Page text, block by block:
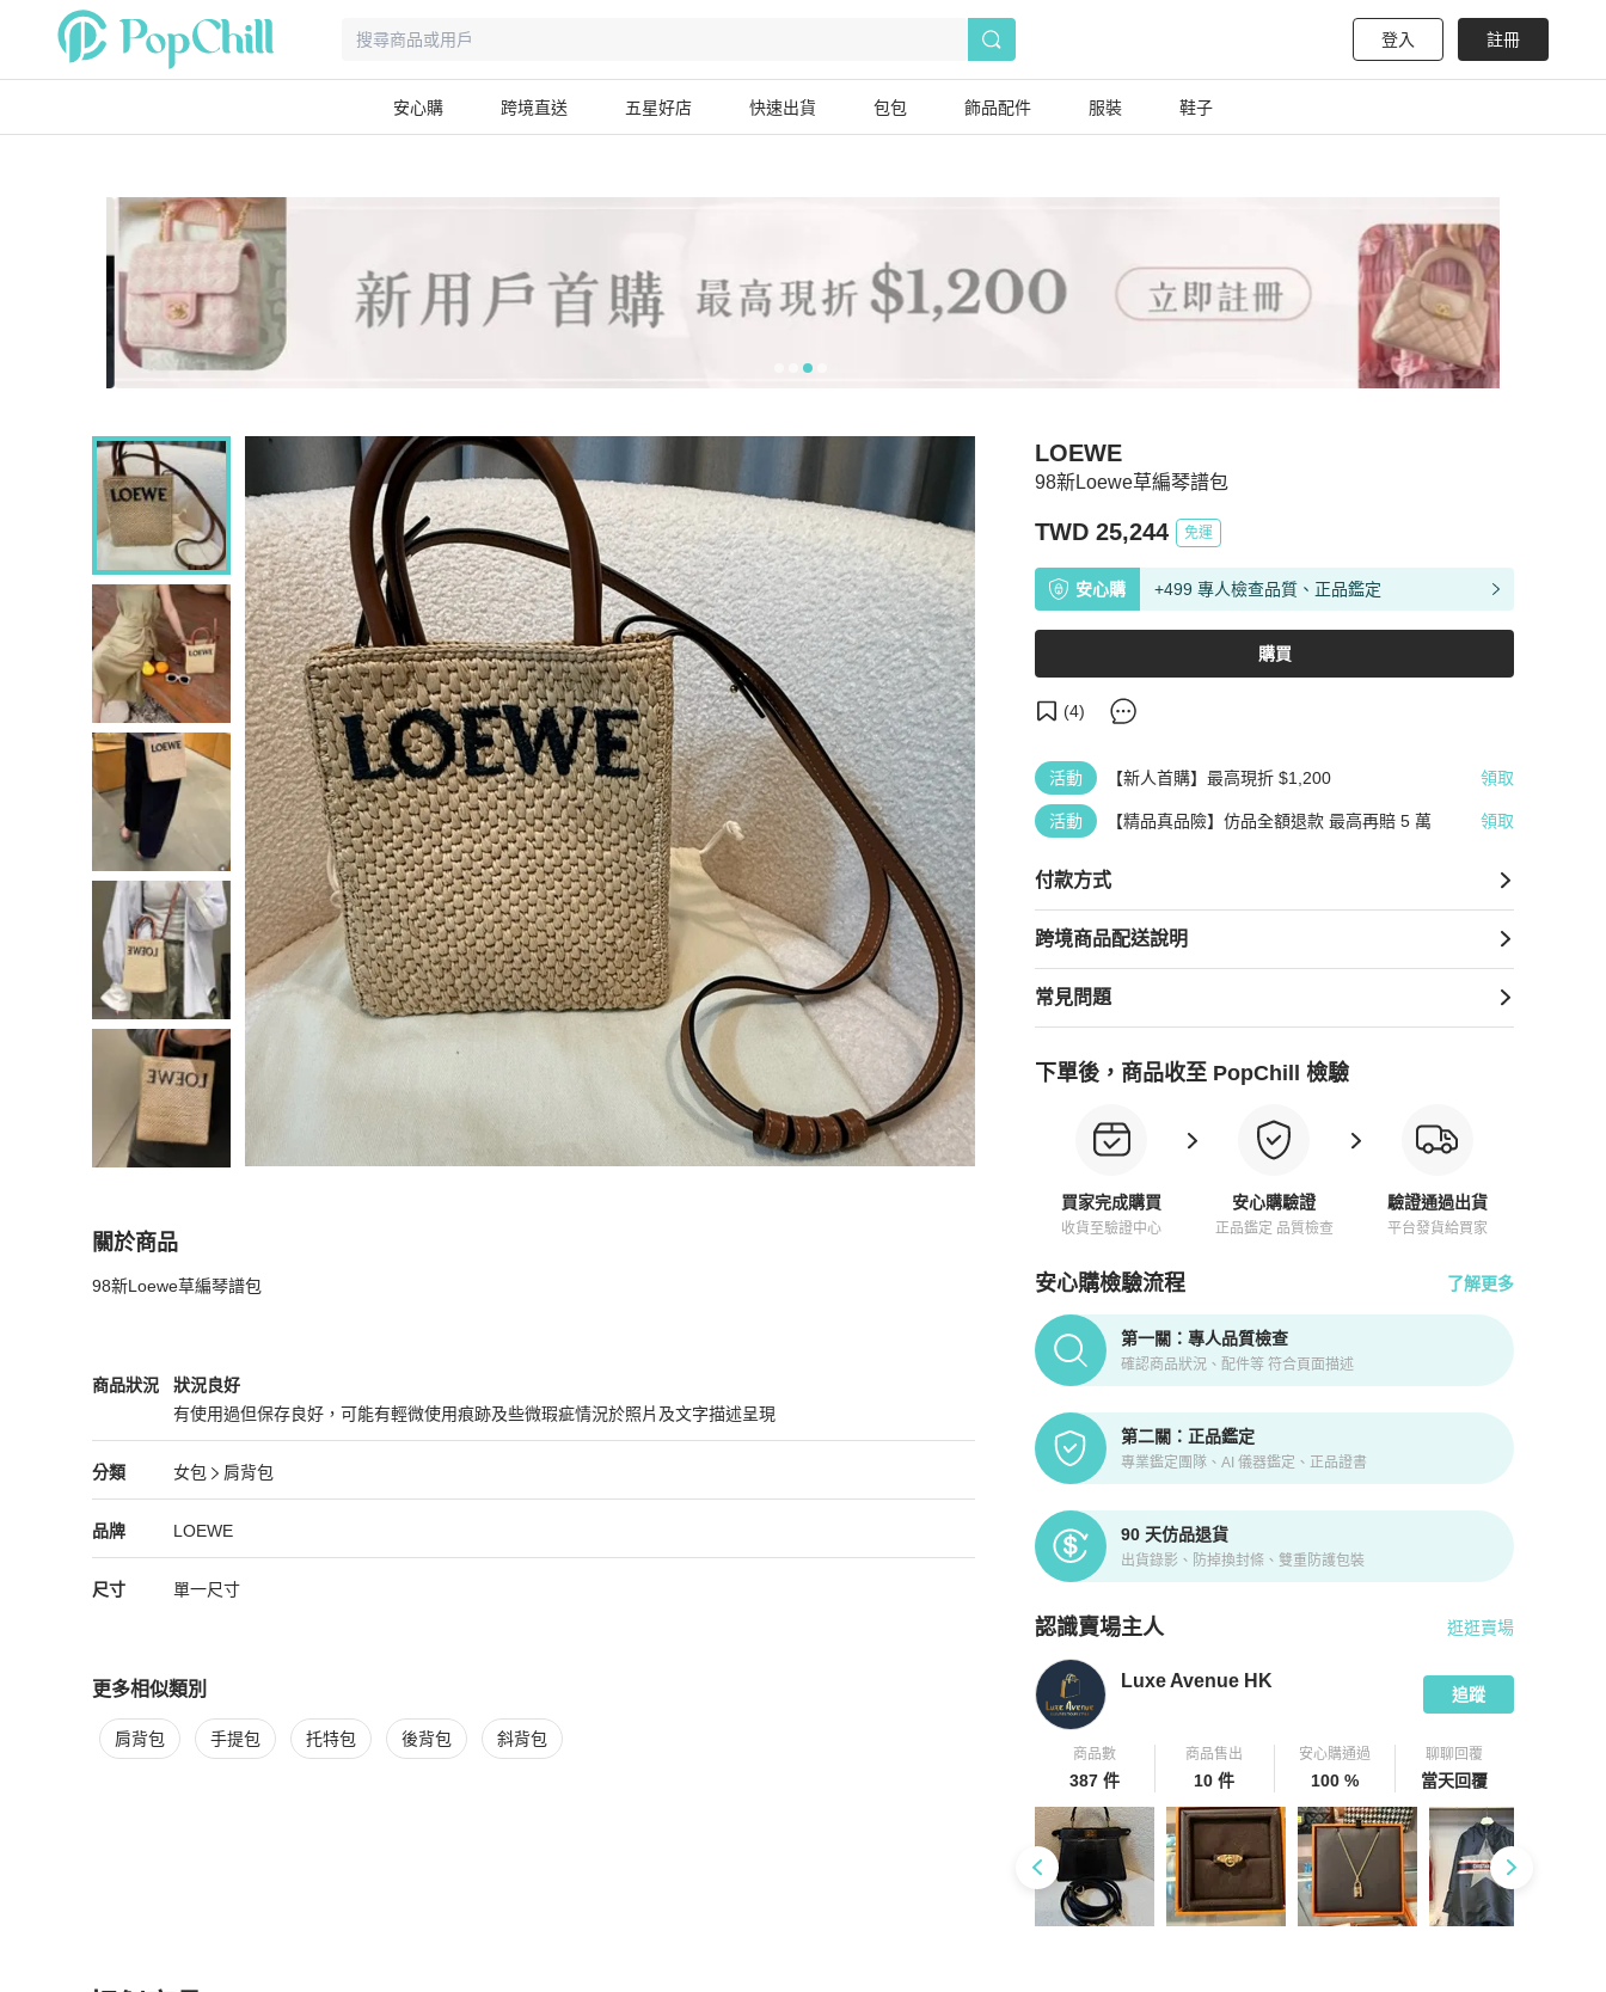
登入 註冊
安心購 跨境直送 五星好店 快速出貨 包包 飾品配件 服裝 鞋子
98新Loewe草編琴譜包
LOEWE
TWD 25,244 免運
安心購 +499 專人檢查品質、正品鑑定
購買
(4)
活動 【新人首購】最高現折 $1,200 領取
活動 【精品真品險】仿品全額退款 最高再賠 5 萬 領取
付款方式
跨境商品配送說明
常見問題
下單後，商品收至 PopChill 檢驗
買家完成購買
收貨至驗證中心
安心購驗證
正品鑑定 品質檢查
驗證通過出貨
平台發貨給買家
安心購檢驗流程 了解更多
PopChill拍拍圈正品驗證、安心購檢驗流程介紹
第一關：專人品質檢查
確認商品狀況、配件等 符合頁面描述
第二關：正品鑑定
專業鑑定團隊、AI 儀器鑑定、正品證書
90 天仿品退貨
出貨錄影、防掉換封條、雙重防護包裝
認識賣場主人
PopChill 拍拍圈嚴選賣家
逛逛賣場
Luxe Avenue HK
追蹤
商品數
387 件
商品售出
10 件
安心購通過
100 %
聊聊回覆
當天回覆
關於商品
關於98新Loewe草編琴譜包
98新Loewe草編琴譜包
商品狀況
LOEWE女包商品狀態與細節
狀況良好
有使用過但保存良好，可能有輕微使用痕跡及些微瑕疵情況於照片及文字描述呈現
狀況良好
分類
LOEWE 女包分類資訊
女包
肩背包
女包/肩背包推薦
品牌
LOEWE 精品女包品牌介紹
LOEWE
LOEWE 推薦清單
尺寸 單一尺寸
更多相似類別
更多LOEWE女包相似商品推薦
肩背包 手提包 托特包 後背包 斜背包